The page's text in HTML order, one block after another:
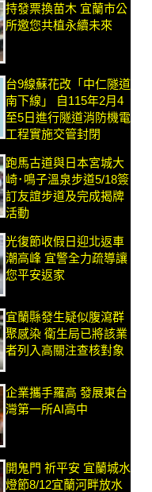
持發票換苗木 宜蘭市公
所邀您共植永續未來
台9線蘇花改「中仁隧道
南下線」 自115年2月4
至5日進行隧道消防機電
工程實施交管封閉
跑馬古道與日本宮城大
崎･鳴子溫泉步道5/18簽
訂友誼步道及完成揭牌
活動
光復節收假日迎北返車
潮高峰 宜警全力疏導讓
您平安返家
宜蘭縣發生疑似腹瀉群
聚感染 衛生局已將該業
者列入高關注查核對象
企業攜手羅高 發展東台
灣第一所AI高中
開鬼門 祈平安 宜蘭城水
燈節8/12宜蘭河畔放水